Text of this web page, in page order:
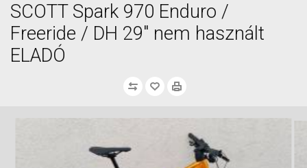
SCOTT Spark 970 Enduro /
Freeride / DH 29" nem használt
ELADÓ